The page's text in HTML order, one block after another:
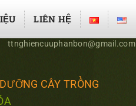
ttnghiencuuphanbon@gmail.com
CÂY TRỒNG
LIÊN HỆ